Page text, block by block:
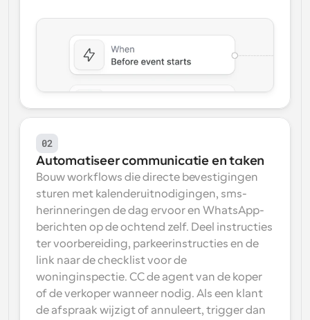
02
Automatiseer communicatie en taken
Bouw workflows die directe bevestigingen
sturen met kalenderuitnodigingen, sms-
herinneringen de dag ervoor en WhatsApp-
berichten op de ochtend zelf. Deel instructies
ter voorbereiding, parkeerinstructies en de
link naar de checklist voor de
woninginspectie. CC de agent van de koper
of de verkoper wanneer nodig. Als een klant
de afspraak wijzigt of annuleert, trigger dan